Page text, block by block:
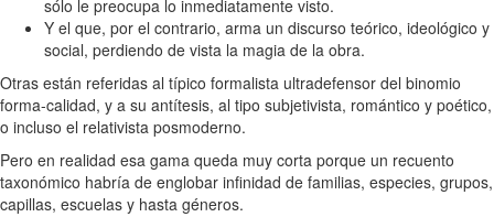
sólo le preocupa lo inmediatamente visto.
Y el que, por el contrario, arma un discurso teórico, ideológico y
social, perdiendo de vista la magia de la obra.
Otras están referidas al típico formalista ultradefensor del binomio
forma-calidad, y a su antítesis, al tipo subjetivista, romántico y poético,
o incluso el relativista posmoderno.
Pero en realidad esa gama queda muy corta porque un recuento
taxonómico habría de englobar infinidad de familias, especies, grupos,
capillas, escuelas y hasta géneros.